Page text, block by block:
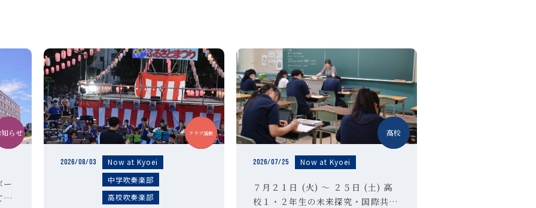
中学
ラブ活動
らせ
ー
部
2026/08/03
Now at Kyoei
中学吹奏楽部
高校吹奏楽部
中学
高校
クラブ活動
2026/07/25 Now at Kyoei
中学
高校
７月２１日 (火) ～ ２５日 (土) 高
校１・２年生の未来探究・国際共